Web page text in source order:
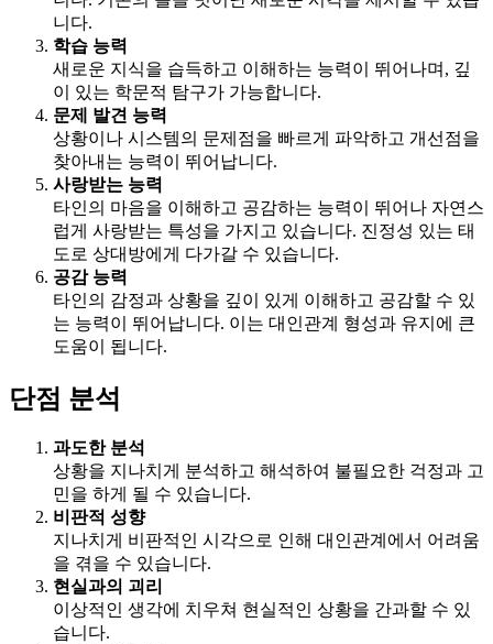
니다.
학습 능력
새로운 지식을 습득하고 이해하는 능력이 뛰어나며, 깊
이 있는 학문적 탐구가 가능합니다.
문제 발견 능력
상황이나 시스템의 문제점을 빠르게 파악하고 개선점을
찾아내는 능력이 뛰어납니다.
사랑받는 능력
타인의 마음을 이해하고 공감하는 능력이 뛰어나 자연스
럽게 사랑받는 특성을 가지고 있습니다. 진정성 있는 태
도로 상대방에게 다가갈 수 있습니다.
공감 능력
타인의 감정과 상황을 깊이 있게 이해하고 공감할 수 있
는 능력이 뛰어납니다. 이는 대인관계 형성과 유지에 큰
도움이 됩니다.
단점 분석
과도한 분석
상황을 지나치게 분석하고 해석하여 불필요한 걱정과 고
민을 하게 될 수 있습니다.
비판적 성향
지나치게 비판적인 시각으로 인해 대인관계에서 어려움
을 겪을 수 있습니다.
현실과의 괴리
이상적인 생각에 치우쳐 현실적인 상황을 간과할 수 있
습니다.